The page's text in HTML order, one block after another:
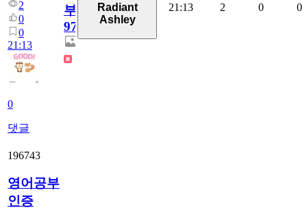
2
0
0
21:13
0
댓글
부
97
Radiant
Ashley
21:13 2 0 0
196743
영어공부
인증